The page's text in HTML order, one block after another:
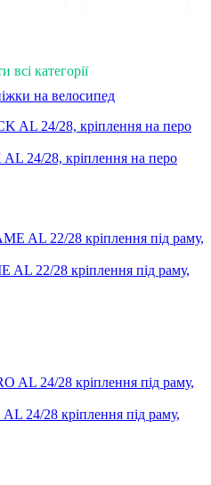
Ексцентрики та вісі Інструмент для ланцюга
всі категорії
на велосипед
24/28, кріплення на перо
AL 22/28 кріплення під раму,
24/28 кріплення під раму,